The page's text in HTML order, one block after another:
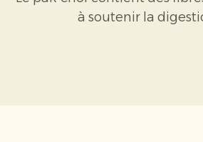
à soutenir la